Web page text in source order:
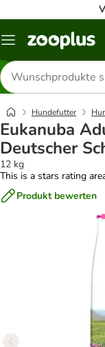
Menü
Produkte
suchen
Hundefutter
Eukanuba
Deutscher
12 kg
This is a stars rating
Produkt bewerten